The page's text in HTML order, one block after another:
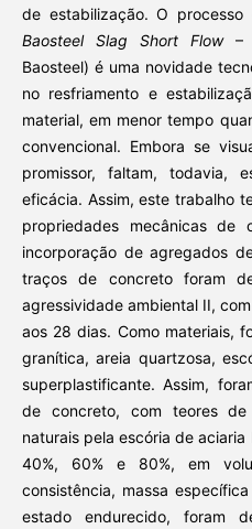
de estabilização. O processo
Baosteel Slag Short Flow–
Baosteel) é uma novidade
no resfriamento e
material, em menor tempo
convencional. Embora se
promissor, faltam, todavia,
eficácia. Assim, este trabalho
propriedades mecânicas de
incorporação de agregados
traços de concreto foram
agressividade ambiental II,
aos 28 dias. Como materiais,
granítica, areia quartzosa,
superplastificante. Assim,
de concreto, com teores de
naturais pela escória de aciaria
40%, 60% e 80%, em
consistência, massa
estado endurecido, foram